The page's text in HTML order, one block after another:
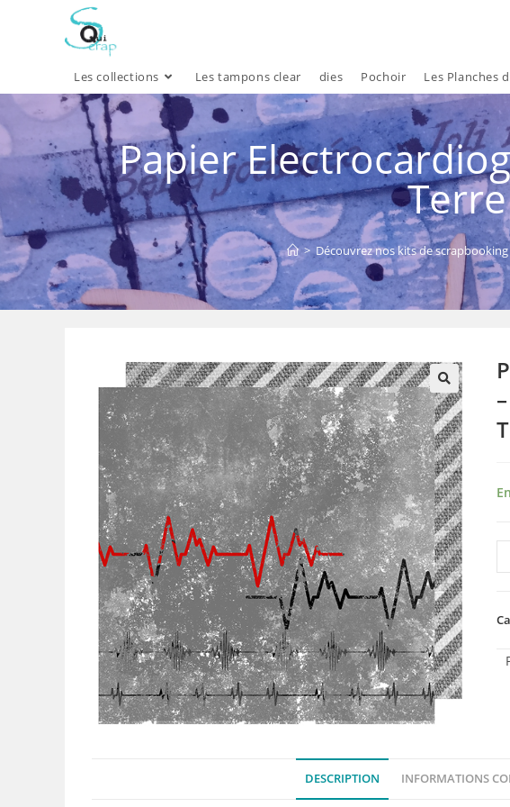
Les collections Les tampons clear dies Pochoir Les Planches
Papier
> Découvrez nos kits de scrapbooking
DESCRIPTION INFORMATIONS